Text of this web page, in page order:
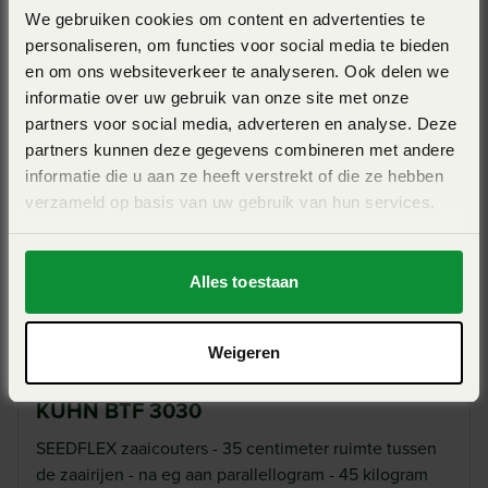
We gebruiken cookies om content en advertenties te
personaliseren, om functies voor social media te bieden
en om ons websiteverkeer te analyseren. Ook delen we
informatie over uw gebruik van onze site met onze
partners voor social media, adverteren en analyse. Deze
partners kunnen deze gegevens combineren met andere
informatie die u aan ze heeft verstrekt of die ze hebben
verzameld op basis van uw gebruik van hun services.
Alles toestaan
Weigeren
Eenvoudige instelling
Zaaidiepte en kouterdruk kunnen hydraulisch worden
ingesteld. De diepteaanslag wordt bepaald door een
afstandhouder. De bedieningseenheid KLH 104 maakt het
in- en uitklappen van de zaaimachine, hoogteverstelling en
hydraulische verstelling van de topstang mogelijk. Het
Bevestiging rotorkopeg
Het bevestigen en verwijderen van de zaaibalk is
eenvoudig zonder gereedschap uit te voeren. Het gebruik
van de rotorkopeg is mogelijk dankzij de hydraulische
zaaibalklift. Omdat de kouterbalk aan het rollenframe is
KUHN BTFR 4530
Werkbreedte 4,5m- opklapbaar - SEEDFLEX
zaaielement
View
KUHN BTF 3030
SEEDFLEX zaaicouters - 35 centimeter ruimte tussen
de zaairijen - na eg aan parallellogram - 45 kilogram